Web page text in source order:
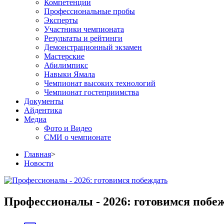
Компетенции
Профессиональные пробы
Эксперты
Участники чемпионата
Результаты и рейтинги
Демонстрационный экзамен
Мастерские
Абилимпикс
Навыки Ямала
Чемпионат высоких технологий
Чемпионат гостеприимства
Документы
Айдентика
Медиа
Фото и Видео
СМИ о чемпионате
Главная>
Новости
Профессионалы - 2026: готовимся